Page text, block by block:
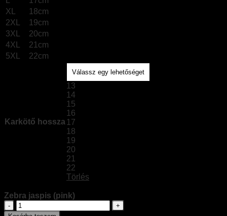
XL
18cm
2XL
19cm
3XL
20cm
4XL
21cm
5XL
22cm
Karkötő hossza
13
14
15
16
17
18
19
20
21
22
Törlés
Zebra jaspis (pink)
Zebra
jaspis